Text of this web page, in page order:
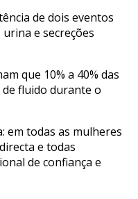
de dois eventos
e secreções
que 10% a 40% das
fluido durante o
em todas as mulheres
e todas
de confiança e